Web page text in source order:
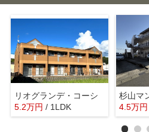
リオグランデ・コーシ
5.2万円 / 1LDK
杉山マ
4.5万円